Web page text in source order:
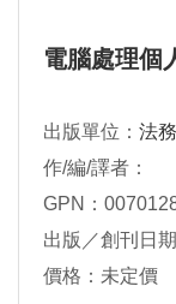
電腦處理個
出版單位： 法
作/編/譯者：
GPN：
出版／創刊日
價格：未定價